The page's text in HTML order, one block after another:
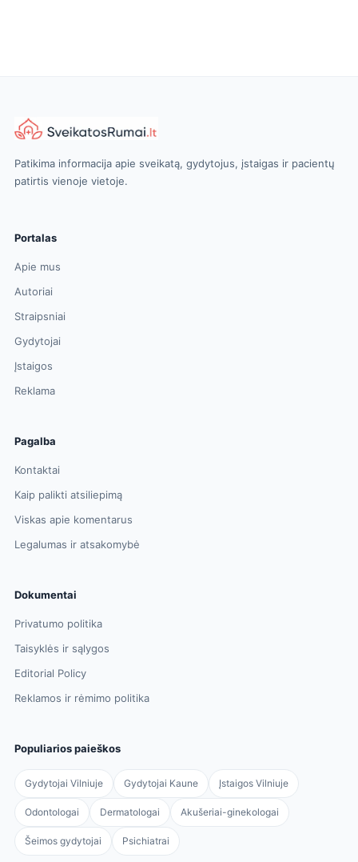
Patikima informacija apie sveikatą, gydytojus, įstaigas ir pacientų
patirtis vienoje vietoje.
Portalas
Apie mus
Autoriai
Straipsniai
Gydytojai
Įstaigos
Reklama
Pagalba
Kontaktai
Kaip palikti atsiliepimą
Viskas apie komentarus
Legalumas ir atsakomybė
Dokumentai
Privatumo politika
Taisyklės ir sąlygos
Editorial Policy
Reklamos ir rėmimo politika
Populiarios paieškos
Gydytojai Vilniuje Gydytojai Kaune Įstaigos Vilniuje
Odontologai Dermatologai Akušeriai-ginekologai
Šeimos gydytojai Psichiatrai